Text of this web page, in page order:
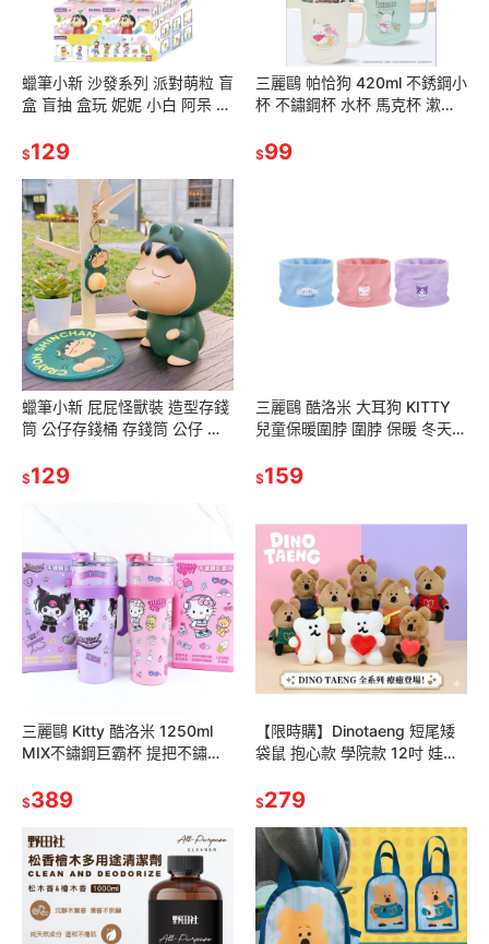
蠟筆小新 沙發系列 派對萌粒 盲
盒 盲抽 盒玩 妮妮 小白 阿呆 小
$129
三麗鷗 帕恰狗 420ml 不銹鋼小
杯 不鏽鋼杯 水杯 馬克杯 漱口
$99
蠟筆小新 屁屁怪獸裝 造型存錢
筒 公仔存錢桶 存錢筒 公仔 擺
隨身毯 杯墊 隔熱杯墊
$129
三麗鷗 酷洛米 大耳狗 KITTY
兒童保暖圍脖 圍脖 保暖 冬天保
$159
三麗鷗 Kitty 酷洛米 1250ml
MIX不鏽鋼巨霸杯 提把不鏽鋼
保溫杯 冰霸杯
$389
【限時購】Dinotaeng 短尾矮
袋鼠 抱心款 學院款 12吋 娃娃
$279